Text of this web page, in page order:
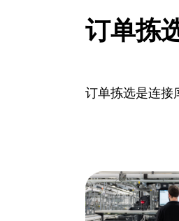
订单拣
订单拣选是连接